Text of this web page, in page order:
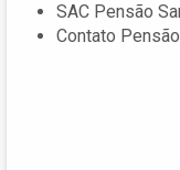
SAC Pensão
Contato